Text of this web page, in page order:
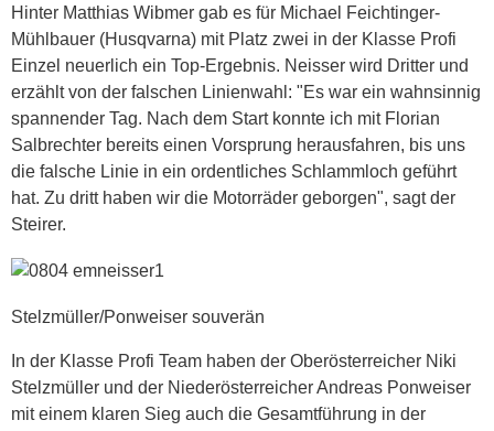
Hinter Matthias Wibmer gab es für Michael Feichtinger-
Mühlbauer (Husqvarna) mit Platz zwei in der Klasse Profi
Einzel neuerlich ein Top-Ergebnis. Neisser wird Dritter und
erzählt von der falschen Linienwahl: "Es war ein wahnsinnig
spannender Tag. Nach dem Start konnte ich mit Florian
Salbrechter bereits einen Vorsprung herausfahren, bis uns
die falsche Linie in ein ordentliches Schlammloch geführt
hat. Zu dritt haben wir die Motorräder geborgen", sagt der
Steirer.
Stelzmüller/Ponweiser souverän
In der Klasse Profi Team haben der Oberösterreicher Niki
Stelzmüller und der Niederösterreicher Andreas Ponweiser
mit einem klaren Sieg auch die Gesamtführung in der